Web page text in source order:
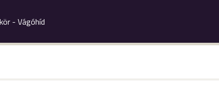
- Vágóhíd